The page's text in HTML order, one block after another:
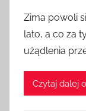
Zima powoli
lato, a co za
użądlenia
Czytaj dalej